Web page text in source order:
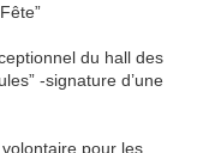
du hall des
-signature d’une
pour les